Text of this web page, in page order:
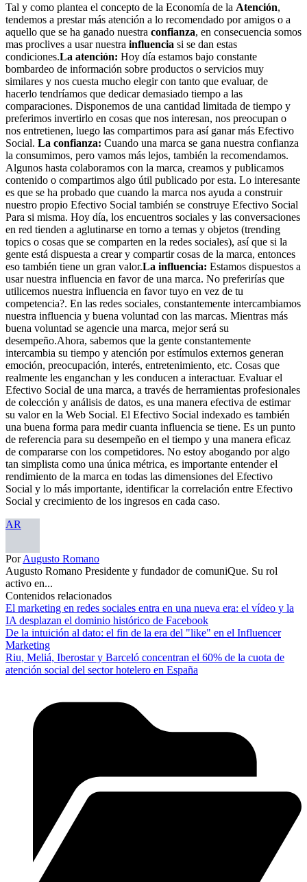
Tal y como plantea el concepto de la Economía de la Atención,
tendemos a prestar más atención a lo recomendado por amigos o a
aquello que se ha ganado nuestra confianza, en consecuencia somos
mas proclives a usar nuestra influencia si se dan estas
condiciones.La atención: Hoy día estamos bajo constante
bombardeo de información sobre productos o servicios muy
similares y nos cuesta mucho elegir con tanto que evaluar, de
hacerlo tendríamos que dedicar demasiado tiempo a las
comparaciones. Disponemos de una cantidad limitada de tiempo y
preferimos invertirlo en cosas que nos interesan, nos preocupan o
nos entretienen, luego las compartimos para así ganar más Efectivo
Social. La confianza: Cuando una marca se gana nuestra confianza
la consumimos, pero vamos más lejos, también la recomendamos.
Algunos hasta colaboramos con la marca, creamos y publicamos
contenido o compartimos algo útil publicado por esta. Lo interesante
es que se ha probado que cuando la marca nos ayuda a construir
nuestro propio Efectivo Social también se construye Efectivo Social
Para si misma. Hoy día, los encuentros sociales y las conversaciones
en red tienden a aglutinarse en torno a temas y objetos (trending
topics o cosas que se comparten en la redes sociales), así que si la
gente está dispuesta a crear y compartir cosas de la marca, entonces
eso también tiene un gran valor.La influencia: Estamos dispuestos a
usar nuestra influencia en favor de una marca. No preferirías que
utilicemos nuestra influencia en favor tuyo en vez de tu
competencia?. En las redes sociales, constantemente intercambiamos
nuestra influencia y buena voluntad con las marcas. Mientras más
buena voluntad se agencie una marca, mejor será su
desempeño.Ahora, sabemos que la gente constantemente
intercambia su tiempo y atención por estímulos externos generan
emoción, preocupación, interés, entretenimiento, etc. Cosas que
realmente les enganchan y les conducen a interactuar. Evaluar el
Efectivo Social de una marca, a través de herramientas profesionales
de colección y análisis de datos, es una manera efectiva de estimar
su valor en la Web Social. El Efectivo Social indexado es también
una buena forma para medir cuanta influencia se tiene. Es un punto
de referencia para su desempeño en el tiempo y una manera eficaz
de compararse con los competidores. No estoy abogando por algo
tan simplista como una única métrica, es importante entender el
rendimiento de la marca en todas las dimensiones del Efectivo
Social y lo más importante, identificar la correlación entre Efectivo
Social y crecimiento de los ingresos en cada caso.
AR
PorAugusto Romano
Augusto Romano Presidente y fundador de comuniQue. Su rol
activo en...
Contenidos relacionados
El marketing en redes sociales entra en una nueva era: el vídeo y la
IA desplazan el dominio histórico de Facebook
De la intuición al dato: el fin de la era del "like" en el Influencer
Marketing
Riu, Meliá, Iberostar y Barceló concentran el 60% de la cuota de
atención social del sector hotelero en España